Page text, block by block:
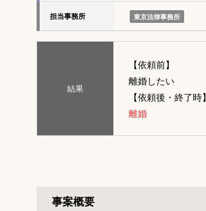
担当事務所 東京法律事務所
結果
【依頼前】
離婚したい
【依頼後・終了時】
離婚
事案概要